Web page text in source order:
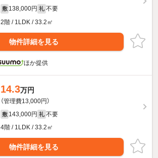
敷 138,000円 礼 不要
2階 / 1LDK / 33.2㎡
物件詳細を見る
ほか提供
14.3万円
（管理費13,000円）
敷 143,000円 礼 不要
4階 / 1LDK / 33.2㎡
物件詳細を見る